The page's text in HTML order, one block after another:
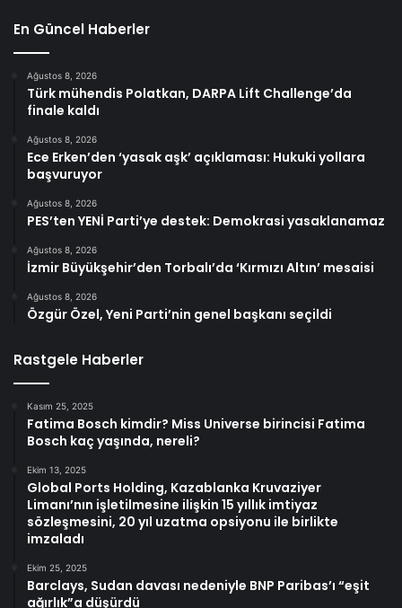
En Güncel Haberler
Ağustos 8, 2026
Türk mühendis Polatkan, DARPA Lift Challenge’da
finale kaldı
Ağustos 8, 2026
Ece Erken’den ‘yasak aşk’ açıklaması: Hukuki yollara
başvuruyor
Ağustos 8, 2026
PES’ten YENİ Parti’ye destek: Demokrasi yasaklanamaz
Ağustos 8, 2026
İzmir Büyükşehir’den Torbalı’da ‘Kırmızı Altın’ mesaisi
Ağustos 8, 2026
Özgür Özel, Yeni Parti’nin genel başkanı seçildi
Rastgele Haberler
Kasım 25, 2025
Fatima Bosch kimdir? Miss Universe birincisi Fatima
Bosch kaç yaşında, nereli?
Ekim 13, 2025
Global Ports Holding, Kazablanka Kruvaziyer
Limanı’nın işletilmesine ilişkin 15 yıllık imtiyaz
sözleşmesini, 20 yıl uzatma opsiyonu ile birlikte
imzaladı
Ekim 25, 2025
Barclays, Sudan davası nedeniyle BNP Paribas’ı “eşit
ağırlık”a düşürdü